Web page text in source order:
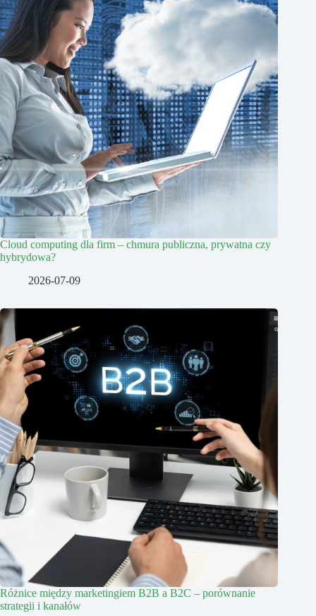
Cloud computing dla firm – chmura publiczna, prywatna czy
hybrydowa?
2026-07-09
Różnice między marketingiem B2B a B2C – porównanie
strategii i kanałów